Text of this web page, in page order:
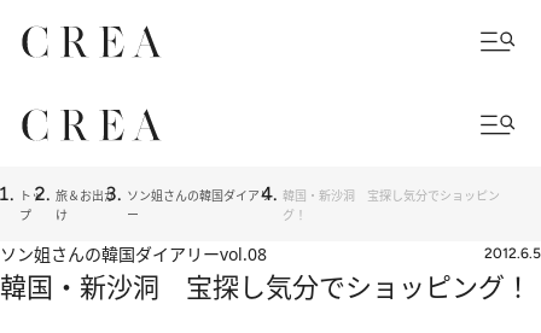
トッ
プ
旅＆お出か
け
ソン姐さんの韓国ダイアリ
ー
韓国・新沙洞 宝探し気分でショッピン
グ！
ソン姐さんの韓国ダイアリーvol.08 2012.6.5
韓国・新沙洞 宝探し気分でショッピング！